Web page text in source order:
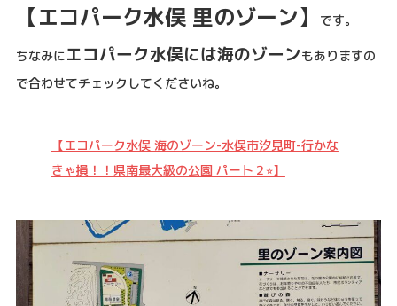
【エコパーク水俣 里のゾーン】 です。
ちなみにエコパーク水俣には海のゾーンもありますの
で合わせてチェックしてくださいね。
【エコパーク水俣 海のゾーン-水俣市汐見町-行かな
きゃ損！！県南最大級の公園 パート２⭐︎】